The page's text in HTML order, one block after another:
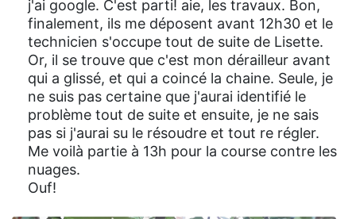
j'ai google. C'est parti! aie, les travaux. Bon,
finalement, ils me déposent avant 12h30 et le
technicien s'occupe tout de suite de Lisette.
Or, il se trouve que c'est mon dérailleur avant
qui a glissé, et qui a coincé la chaine. Seule, je
ne suis pas certaine que j'aurai identifié le
problème tout de suite et ensuite, je ne sais
pas si j'aurai su le résoudre et tout re régler.
Me voilà partie à 13h pour la course contre les
nuages.
Ouf!